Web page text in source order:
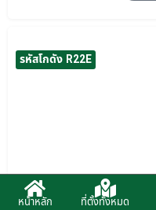
รหัสโกดัง R22E
หน้าหลัก ที่ตั้งทั้งหมด